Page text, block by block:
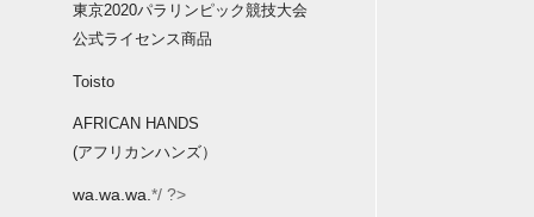
東京2020パラリンピック競技大会
公式ライセンス商品
Toisto
AFRICAN HANDS
(アフリカンハンズ）
wa.wa.wa. */ ?>